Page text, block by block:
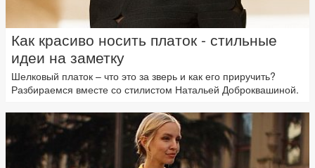
Как красиво носить платок - стильные
идеи на заметку
Шелковый платок – что это за зверь и как его приручить?
Разбираемся вместе со стилистом Натальей Доброквашиной.